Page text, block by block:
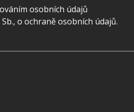
osobních údajů
o ochraně osobních údajů.